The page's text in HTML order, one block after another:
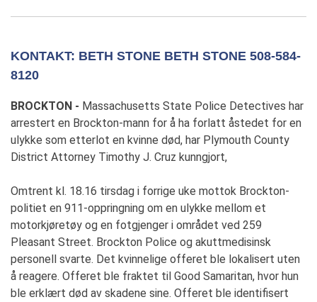
KONTAKT: BETH STONE BETH STONE 508-584-
8120
BROCKTON - Massachusetts State Police Detectives har
arrestert en Brockton-mann for å ha forlatt åstedet for en
ulykke som etterlot en kvinne død, har Plymouth County
District Attorney Timothy J. Cruz kunngjort,
Omtrent kl. 18.16 tirsdag i forrige uke mottok Brockton-
politiet en 911-oppringning om en ulykke mellom et
motorkjøretøy og en fotgjenger i området ved 259
Pleasant Street. Brockton Police og akuttmedisinsk
personell svarte. Det kvinnelige offeret ble lokalisert uten
å reagere. Offeret ble fraktet til Good Samaritan, hvor hun
ble erklært død av skadene sine. Offeret ble identifisert